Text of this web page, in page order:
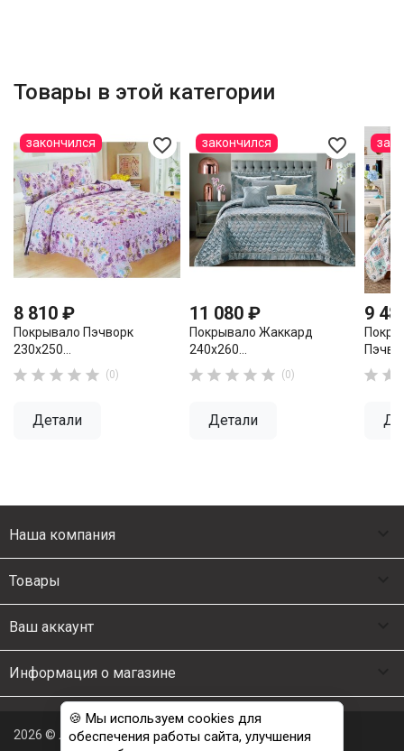
Товары в этой категории
favorite_border
8 810 ₽
Покрывало Пэчворк
230х250...
     (0)
Детали
закончился favorite_border
11 080 ₽
Покрывало Жаккард
240х260...
     (0)
Детали
закончился
9
 
Наша компания
Товары
Ваш аккаунт
Информация о магазине
2026 © Люкс Постель
🍪 Мы используем cookies для
обеспечения работы сайта, улучшения